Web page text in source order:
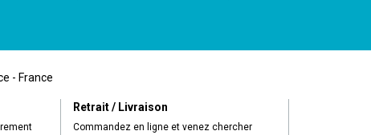
- France
Retrait / Livraison
Commandez en ligne et venez chercher